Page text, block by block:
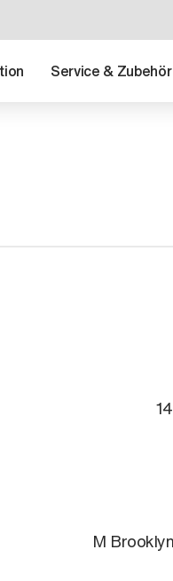
Service & Zubehör
M